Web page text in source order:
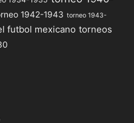
1942-1943 torneo 1943-
futbol mexicano torneos